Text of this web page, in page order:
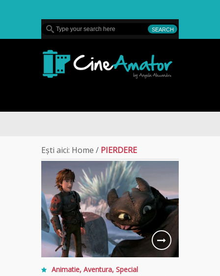
Ești aici: Home / PIERDERE
Animatie, Aventura, Special